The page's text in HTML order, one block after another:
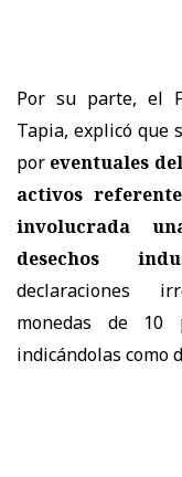
Por su parte, el
Tapia, explicó que
por eventuales
activos
involucrada
desechos
declaraciones
monedas de 10
indicándolas como